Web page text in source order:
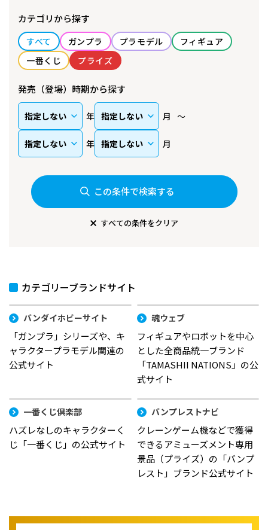
カテゴリから探す
すべて ガンプラ プラモデル
フィギュア
一番くじ
プライズ
発売（登場）時期から探す
年 月
年 月
この条件で検索する
すべての条件をクリア
カテゴリーブランドサイト
バンダイホビーサイト
「ガンプラ」シリーズや、キ
ャラクタープラモデル関連の
公式サイト
魂ウェブ
フィギュアやロボットを中心
とした全商品統一ブランド
「TAMASHII NATIONS」の公
式サイト
一番くじ倶楽部
ハズレなしのキャラクターく
じ「一番くじ」の公式サイト
バンプレストナビ
クレーンゲーム機などで獲得
できるアミューズメント専用
景品（プライズ）の「バンプ
レスト」ブランド公式サイト